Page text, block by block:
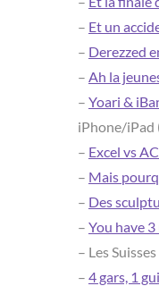
– Et un
– Derezzed
– Ah la
– Yoari &
iPhone/iPad
– Excel vs
– Mais
– Des
– You have
– Les
– 4 gars, 1